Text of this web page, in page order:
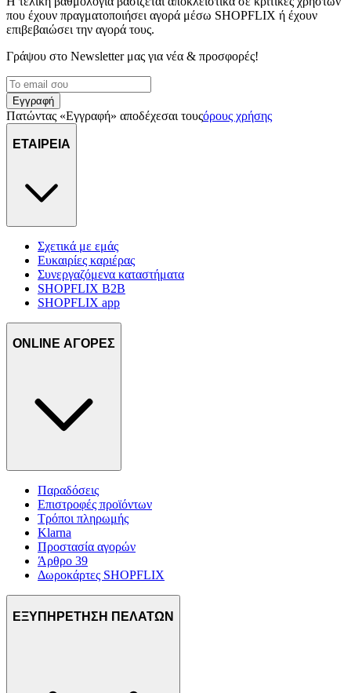
που έχουν πραγματοποιήσει αγορά μέσω SHOPFLIX ή έχουν
επιβεβαιώσει την αγορά τους.
Γράψου στο Νewsletter μας για νέα & προσφορές!
Εγγραφή
Πατώντας «Εγγραφή» αποδέχεσαι τουςόρους χρήσης
ΕΤΑΙΡΕΙΑ
Σχετικά με εμάς
Ευκαιρίες καριέρας
Συνεργαζόμενα καταστήματα
SHOPFLIX B2B
SHOPFLIX app
ONLINE ΑΓΟΡΕΣ
Παραδόσεις
Επιστροφές προϊόντων
Τρόποι πληρωμής
Klarna
Προστασία αγορών
Άρθρο 39
Δωροκάρτες SHOPFLIX
ΕΞΥΠΗΡΕΤΗΣΗ ΠΕΛΑΤΩΝ